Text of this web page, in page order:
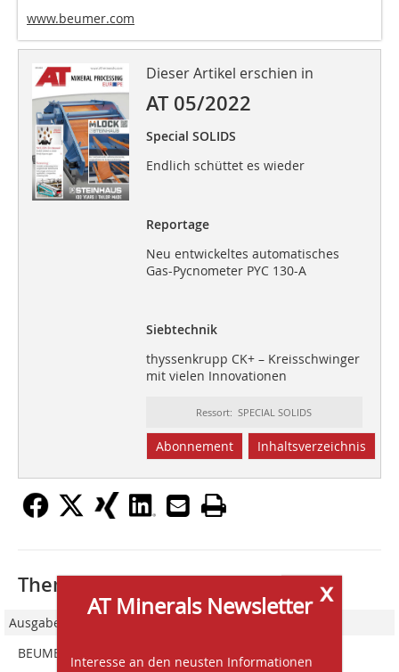
www.beumer.com
Dieser Artikel erschien in
AT 05/2022
Special SOLIDS
Endlich schüttet es wieder
Reportage
Neu entwickeltes automatisches
Gas-Pycnometer PYC 130-A
Siebtechnik
thyssenkrupp CK+ – Kreisschwinger
mit vielen Innovationen
Ressort: SPECIAL SOLIDS
Abonnement Inhaltsverzeichnis
x
AT Minerals Newsletter
Interesse an den neusten Informationen
Thematisch passende Artikel:
Ausgabe 03/2023
BEUMER Group